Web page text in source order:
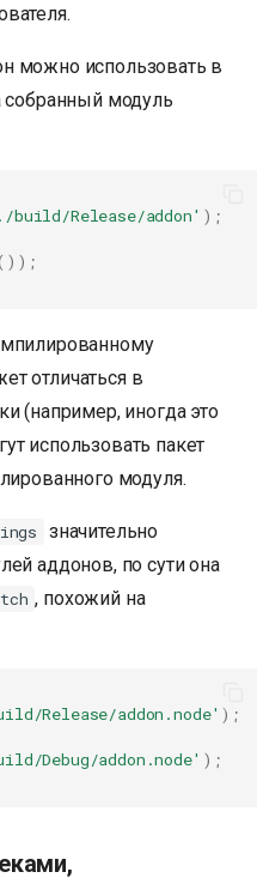
можно использовать в
собранный модуль
build/Release/addon' );
отличаться в
(например, иногда это
использовать пакет
модуля.
значительно
аддонов, по сути она
, похожий на
Release/addon.node' );
Debug/addon.node' );